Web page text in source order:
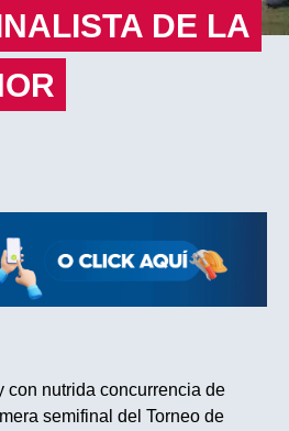
DE LA
con nutrida concurrencia de
semifinal del Torneo de